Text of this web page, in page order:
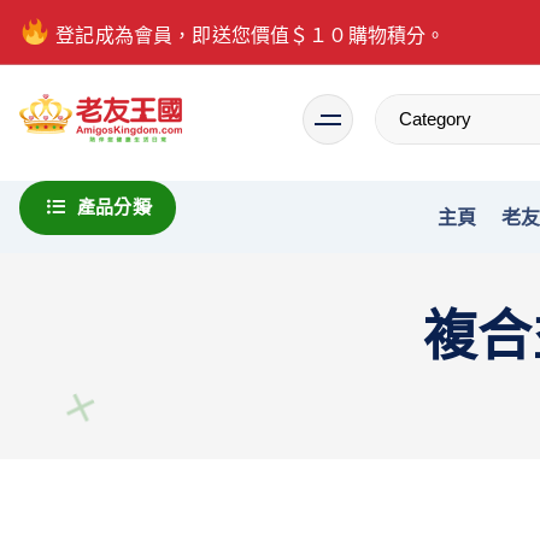
登記成為會員，即送您價值＄１０購物積分。
產品分類 主頁 老
複